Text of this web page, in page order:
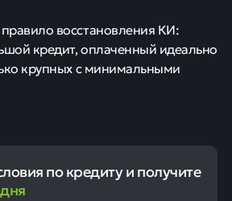
восстановления КИ:
кредит, оплаченный идеально
крупных с минимальными
по кредиту и получите